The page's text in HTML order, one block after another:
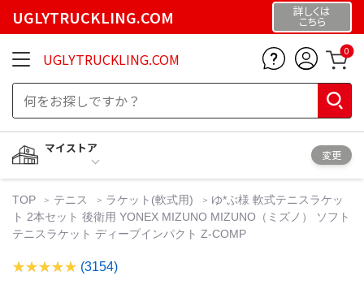
UGLYTRUCKLING.COM 詳しくは
こちら
UGLYTRUCKLING.COM 0
マイストア
変更
TOP テニス ラケット(軟式用)
ゆ*ぶ様 軟式テニスラケッ
ト 2本セット 後衛用 YONEX MIZUNO MIZUNO（ミズノ） ソフト
テニスラケット ディープインパクト Z-COMP
(3154)